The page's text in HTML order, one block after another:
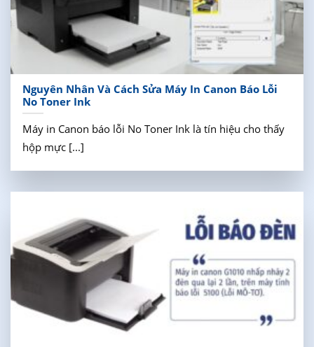
Nguyên Nhân Và Cách Sửa Máy In Canon Báo Lỗi
No Toner Ink
Máy in Canon báo lỗi No Toner Ink là tín hiệu cho thấy
hộp mực [...]